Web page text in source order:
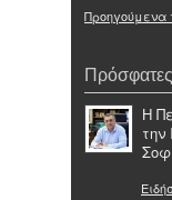
Προηγούμενα
Η
την